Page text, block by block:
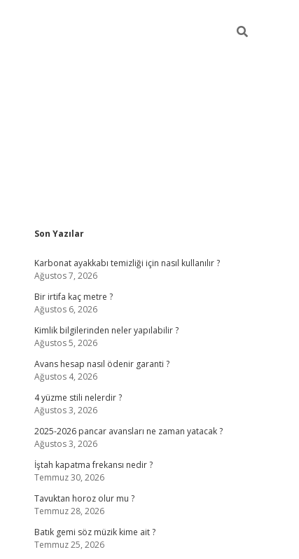
Sidebar
Son Yazılar
Karbonat ayakkabı temizliği için nasıl kullanılır ?
Ağustos 7, 2026
Bir irtifa kaç metre ?
Ağustos 6, 2026
Kimlik bilgilerinden neler yapılabilir ?
Ağustos 5, 2026
Avans hesap nasıl ödenir garanti ?
Ağustos 4, 2026
4 yüzme stili nelerdir ?
Ağustos 3, 2026
2025-2026 pancar avansları ne zaman yatacak ?
Ağustos 3, 2026
İştah kapatma frekansı nedir ?
Temmuz 30, 2026
Tavuktan horoz olur mu ?
Temmuz 28, 2026
Batık gemi söz müzik kime ait ?
Temmuz 25, 2026